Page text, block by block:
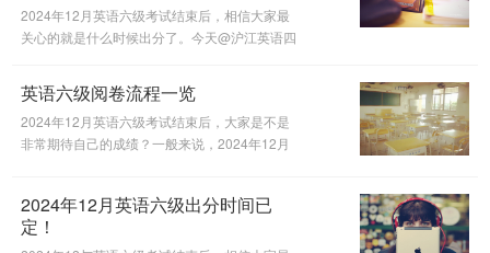
2024年12月英语六级考试结束后，相信大家最
关心的就是什么时候出分了。今天@沪江英语四
的出分时间吧。
英语六级阅卷流程一览
2024年12月英语六级考试结束后，大家是不是
非常期待自己的成绩？一般来说，2024年12月
大家讲讲为何六级成绩出来要等2个月
2024年12月英语六级出分时间已
定！